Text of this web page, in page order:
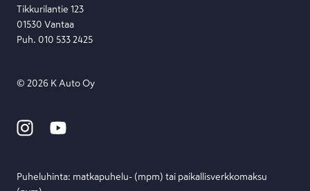
Tikkurilantie 123
01530 Vantaa
Puh. 010 533 2425
© 2026 K Auto Oy
Puheluhinta: matka­puhelu- (mpm) tai paikallis­verkko­maksu